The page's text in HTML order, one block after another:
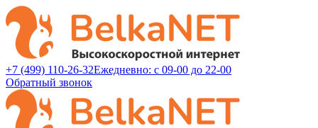
+7 (499) 110-26-32Ежедневно: с 09-00 до 22-00
Обратный звонок